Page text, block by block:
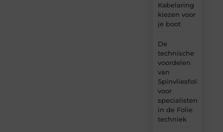
Kabelaring
kiezen voor
je boot
De
technische
voordelen
van
Spinvliesfolie
voor
specialisten
in de Folie
techniek